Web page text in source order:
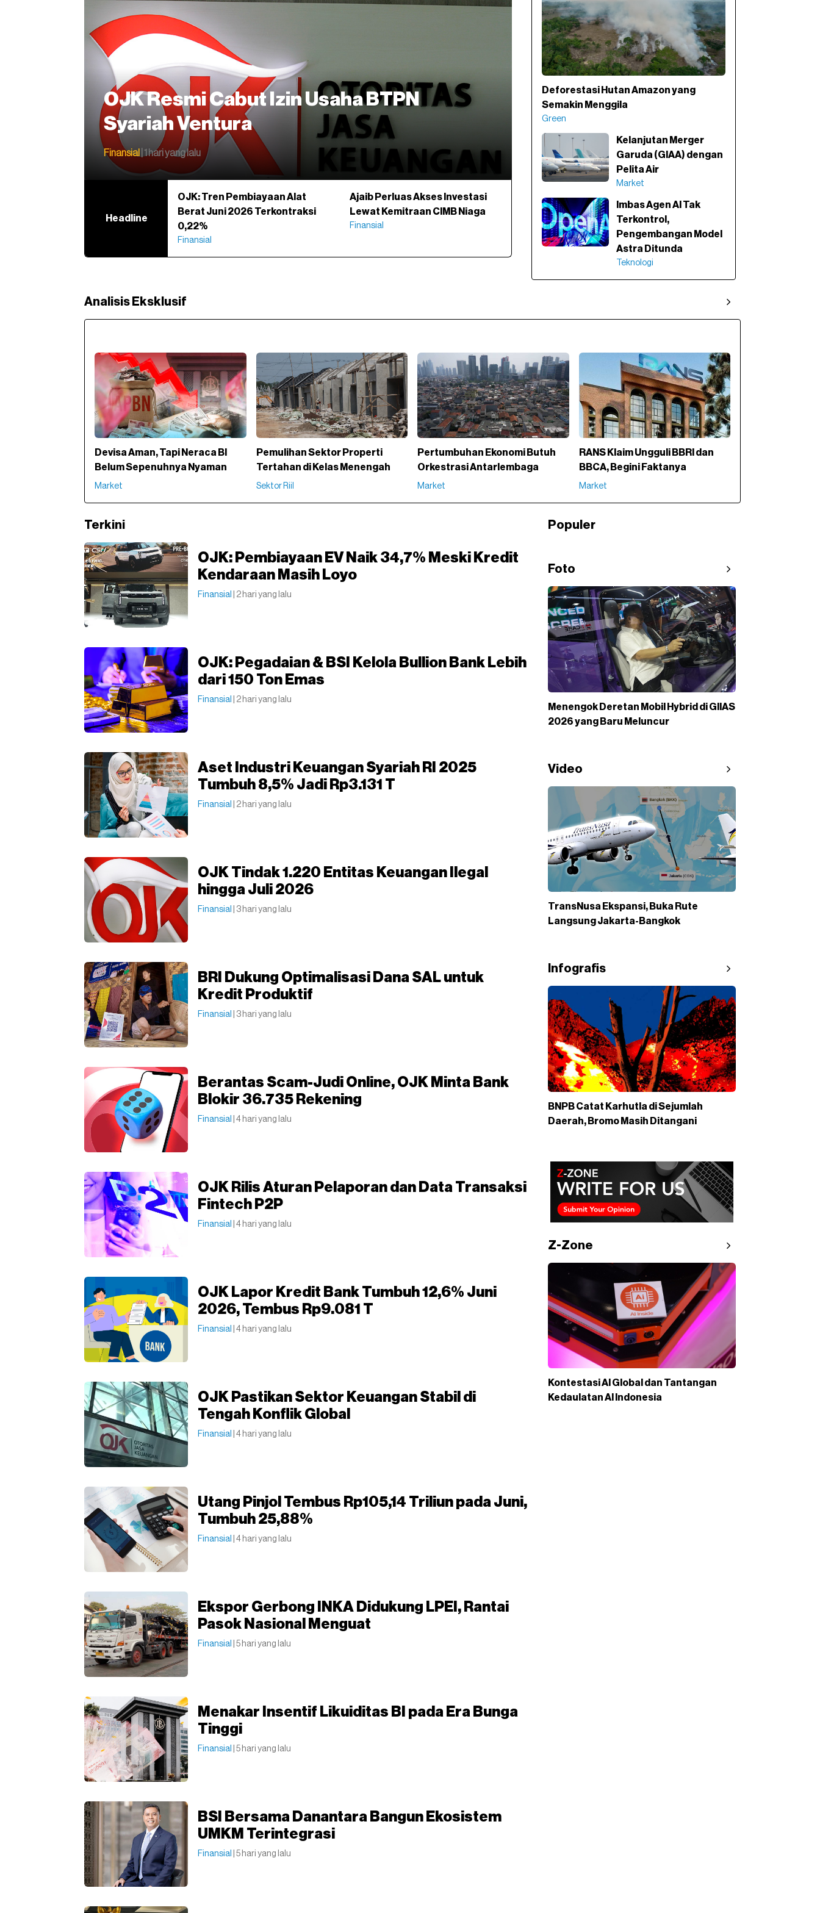
OJK Resmi Cabut Izin Usaha BTPN
Syariah Ventura
Finansial | 1 hari yang lalu
Headline
OJK: Tren Pembiayaan Alat
Berat Juni 2026 Terkontraksi
0,22%
Finansial
Ajaib Perluas Akses Investasi
Lewat Kemitraan CIMB Niaga
Finansial
Deforestasi Hutan Amazon yang
Semakin Menggila
Green
Kelanjutan Merger
Garuda (GIAA) dengan
Pelita Air
Market
Imbas Agen AI Tak
Terkontrol,
Pengembangan Model
Astra Ditunda
Teknologi
Analisis Eksklusif
Devisa Aman, Tapi Neraca BI
Belum Sepenuhnya Nyaman
Market
Pemulihan Sektor Properti
Tertahan di Kelas Menengah
Sektor Riil
Pertumbuhan Ekonomi Butuh
Orkestrasi Antarlembaga
Market
RANS Klaim Ungguli BBRI dan
BBCA, Begini Faktanya
Market
Terkini
OJK: Pembiayaan EV Naik 34,7% Meski Kredit
Kendaraan Masih Loyo
Finansial | 2 hari yang lalu
OJK: Pegadaian & BSI Kelola Bullion Bank Lebih
dari 150 Ton Emas
Finansial | 2 hari yang lalu
Aset Industri Keuangan Syariah RI 2025
Tumbuh 8,5% Jadi Rp3.131 T
Finansial | 2 hari yang lalu
OJK Tindak 1.220 Entitas Keuangan Ilegal
hingga Juli 2026
Finansial | 3 hari yang lalu
BRI Dukung Optimalisasi Dana SAL untuk
Kredit Produktif
Finansial | 3 hari yang lalu
Berantas Scam-Judi Online, OJK Minta Bank
Blokir 36.735 Rekening
Finansial | 4 hari yang lalu
OJK Rilis Aturan Pelaporan dan Data Transaksi
Fintech P2P
Finansial | 4 hari yang lalu
OJK Lapor Kredit Bank Tumbuh 12,6% Juni
2026, Tembus Rp9.081 T
Finansial | 4 hari yang lalu
OJK Pastikan Sektor Keuangan Stabil di
Tengah Konflik Global
Finansial | 4 hari yang lalu
Utang Pinjol Tembus Rp105,14 Triliun pada Juni,
Tumbuh 25,88%
Finansial | 4 hari yang lalu
Ekspor Gerbong INKA Didukung LPEI, Rantai
Pasok Nasional Menguat
Finansial | 5 hari yang lalu
Menakar Insentif Likuiditas BI pada Era Bunga
Tinggi
Finansial | 5 hari yang lalu
BSI Bersama Danantara Bangun Ekosistem
UMKM Terintegrasi
Finansial | 5 hari yang lalu
Populer
Foto
Menengok Deretan Mobil Hybrid di GIIAS
2026 yang Baru Meluncur
Video
TransNusa Ekspansi, Buka Rute
Langsung Jakarta-Bangkok
Infografis
BNPB Catat Karhutla di Sejumlah
Daerah, Bromo Masih Ditangani
Z-Zone
Kontestasi AI Global dan Tantangan
Kedaulatan AI Indonesia